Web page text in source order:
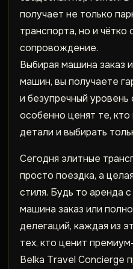
получает не только
транспорта, но и чётко
сопровождение.
Выбирая машина заказ
машин, вы получаете
и безупречный
особенно ценят те,
детали и выбирать
Сегодня элитные
просто поездка, а
стиля. Будь то аренда
машина заказ или
делегаций, каждая из
тех, кто ценит
Belka Travel Concierge